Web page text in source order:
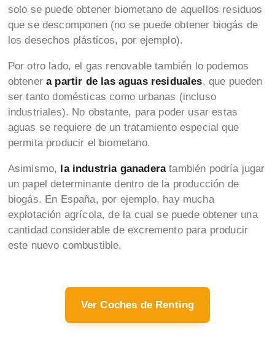
solo se puede obtener biometano de aquellos residuos
que se descomponen (no se puede obtener biogás de
los desechos plásticos, por ejemplo).
Por otro lado, el gas renovable también lo podemos
obtenera partir de las aguas residuales, que pueden
ser tanto domésticas como urbanas (incluso
industriales). No obstante, para poder usar estas
aguas se requiere de un tratamiento especial que
permita producir el biometano.
Asimismo, la industria ganaderatambién podría jugar
un papel determinante dentro de la producción de
biogás. En España, por ejemplo, hay mucha
explotación agrícola, de la cual se puede obtener una
cantidad considerable de excremento para producir
este nuevo combustible.
Ver Coches de Renting